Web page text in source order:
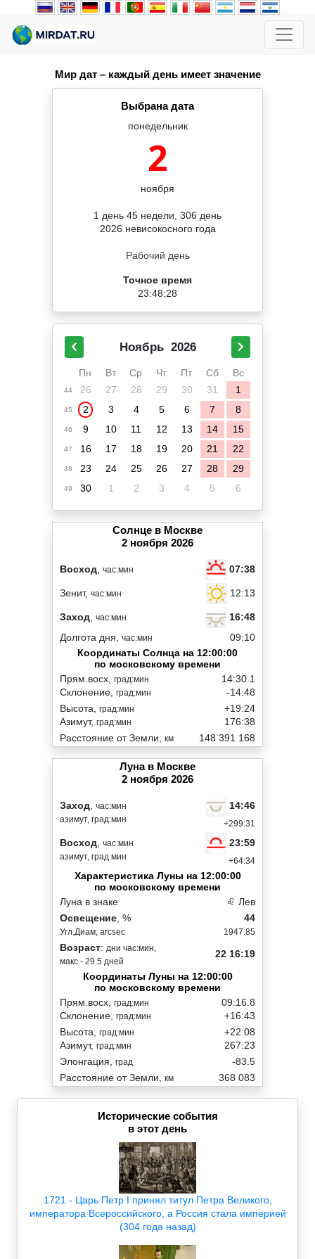
Мир дат – каждый день имеет значение
Выбрана дата
понедельник
2
ноября
1 день 45 недели, 306 день
2026 невисокосного года
Рабочий день
Точное время
23:48:28
Ноябрь 2026
Пн Вт Ср Чт Пт Сб Вс
44 26 27 28 29 30 31 1
45 2 3 4 5 6 7 8
46 9 10 11 12 13 14 15
47 16 17 18 19 20 21 22
48 23 24 25 26 27 28 29
49 30 1 2 3 4 5 6
Солнце в Москве
2 ноября 2026
Восход час:мин 07:38
Зенит, час:мин 12:13
Заход час:мин
16:48
Долгота дня, час:мин
09:10
Координаты Солнца на 12:00:00
по московскому времени
Прям.восх, град:мин
Склонение, град:мин
14:30.1
-14:48
Высота, град:мин
Азимут, град:мин
+19:24
176:38
Расстояние от Земли, км 148 391 168
Луна в Москве
2 ноября 2026
Заход час:мин
азимут, град:мин
14:46
+299:31
Восход час:мин
азимут, град:мин
23:59
+64:34
Характеристика Луны на 12:00:00
по московскому времени
Луна в знаке
♌ Лев
Освещение , %
Угл.Диам, arcsec
44
1947.85
Возраст: дни час:мин,
макс - 29.5 дней
22 16:19
Координаты Луны на 12:00:00
по московскому времени
Прям.восх, град:мин
Склонение, град:мин
09:16.8
+16:43
Высота, град:мин
Азимут, град:мин
+22:08
267:23
Элонгация, град
-83.5
Расстояние от Земли, км 368 083
Исторические события
в этот день
1721 - Царь Петр I принял титул Петра Великого,
императора Всероссийского, а Россия стала империей
(304 года назад)